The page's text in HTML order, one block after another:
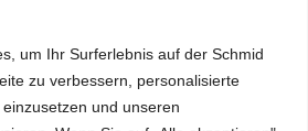
um Ihr Surferlebnis auf der Schmid
zu verbessern, personalisierte
und unseren